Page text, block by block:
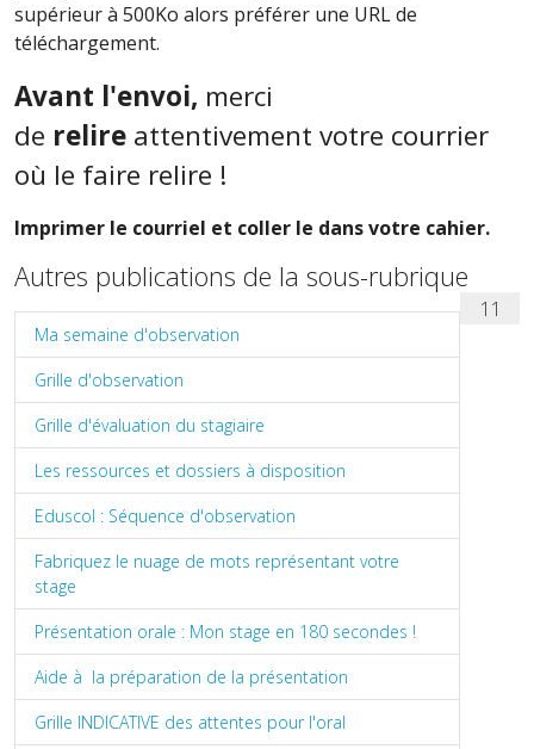
supérieur à 500Ko alors préférer une URL de
téléchargement.
Avant l'envoi, merci
de relire attentivement votre courrier
où le faire relire !
Imprimer le courriel et coller le dans votre cahier.
Autres publications de la sous-rubrique
11
Ma semaine d'observation
Grille d'observation
Grille d'évaluation du stagiaire
Les ressources et dossiers à disposition
Eduscol : Séquence d'observation
Fabriquez le nuage de mots représentant votre
stage
Présentation orale : Mon stage en 180 secondes !
Aide à la préparation de la présentation
Grille INDICATIVE des attentes pour l'oral